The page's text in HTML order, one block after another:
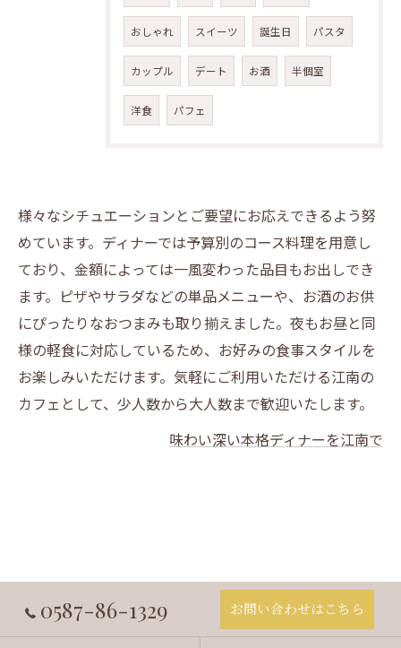
おしゃれ スイーツ 誕生日 パスタ
カップル デート お酒 半個室
洋食 パフェ
様々なシチュエーションとご要望にお応えできるよう努
めています。ディナーでは予算別のコース料理を用意し
ており、金額によっては一風変わった品目もお出しでき
ます。ピザやサラダなどの単品メニューや、お酒のお供
にぴったりなおつまみも取り揃えました。夜もお昼と同
様の軽食に対応しているため、お好みの食事スタイルを
お楽しみいただけます。気軽にご利用いただける江南の
カフェとして、少人数から大人数まで歓迎いたします。
味わい深い本格ディナーを江南で
0587-86-1329 お問い合わせはこちら